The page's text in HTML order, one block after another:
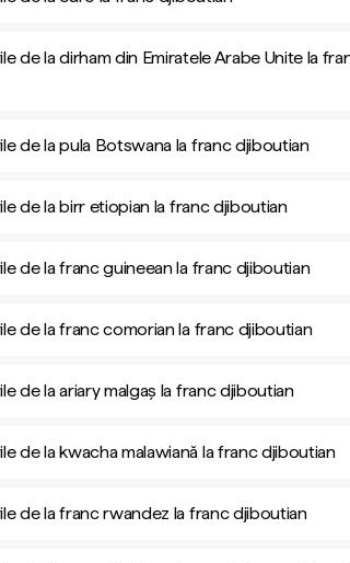
de la dirham din Emiratele Arabe Unite la
de la pula Botswana la franc djiboutian
de la birr etiopian la franc djiboutian
de la franc guineean la franc djiboutian
de la franc comorian la franc djiboutian
de la ariary malgaș la franc djiboutian
de la kwacha malawiană la franc djiboutian
de la franc rwandez la franc djiboutian